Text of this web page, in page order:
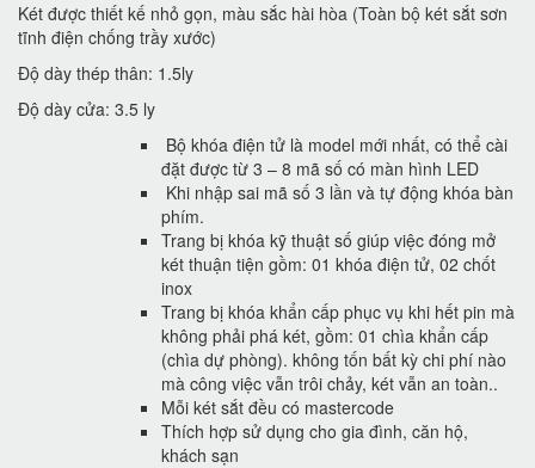
Két được thiết kế nhỏ gọn, màu sắc hài hòa (Toàn bộ két sắt sơn
tĩnh điện chống trầy xước)
Độ dày thép thân: 1.5ly
Độ dày cửa: 3.5 ly
Bộ khóa điện tử là model mới nhất, có thể cài
đặt được từ 3 – 8 mã số có màn hình LED
Khi nhập sai mã số 3 lần và tự động khóa bàn
phím.
Trang bị khóa kỹ thuật số giúp việc đóng mở
két thuận tiện gồm: 01 khóa điện tử, 02 chốt
inox
Trang bị khóa khẩn cấp phục vụ khi hết pin mà
không phải phá két, gồm: 01 chìa khẩn cấp
(chìa dự phòng). không tốn bất kỳ chi phí nào
mà công việc vẫn trôi chảy, két vẫn an toàn..
Mỗi két sắt đều có mastercode
Thích hợp sử dụng cho gia đình, căn hộ,
khách sạn